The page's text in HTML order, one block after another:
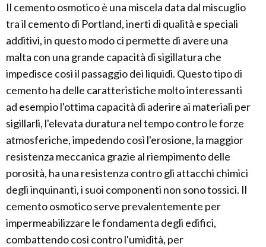
Il cemento osmotico è una miscela data dal miscuglio
tra il cemento di Portland, inerti di qualità e speciali
additivi, in questo modo ci permette di avere una
malta con una grande capacità di sigillatura che
impedisce così il passaggio dei liquidi. Questo tipo di
cemento ha delle caratteristiche molto interessanti
ad esempio l'ottima capacità di aderire ai materiali per
sigillarli, l'elevata duratura nel tempo contro le forze
atmosferiche, impedendo così l'erosione, la maggior
resistenza meccanica grazie al riempimento delle
porosità, ha una resistenza contro gli attacchi chimici
degli inquinanti, i suoi componenti non sono tossici. Il
cemento osmotico serve prevalentemente per
impermeabilizzare le fondamenta degli edifici,
combattendo così contro l'umidità, per